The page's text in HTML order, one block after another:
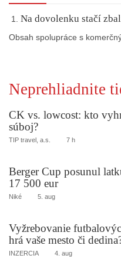
Na dovolenku stačí
Obsah spolupráce s
Neprehliadnite
CK vs. lowcost: kto
súboj?
TIP travel, a.s. 7 h
Berger Cup posunul
17 500 eur
Niké 5. aug
Vyžrebovanie
hrá vaše mesto či
INZERCIA 4. aug